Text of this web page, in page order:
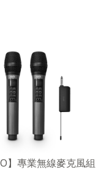
】專業無線麥克風組